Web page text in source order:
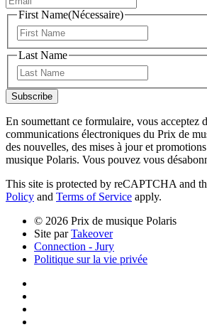
First Name(Nécessaire)
Last Name
Subscribe
En soumettant ce formulaire, vous acceptez
communications électroniques du Prix de
des nouvelles, des mises à jour et
musique Polaris. Vous pouvez vous
This site is protected by reCAPTCHA and
Policy and Terms of Service apply.
© 2026 Prix de musique Polaris
Site parTakeover
Connection - Jury
Politique sur la vie privée